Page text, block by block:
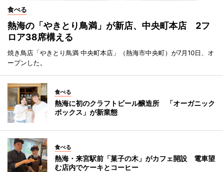
食べる
熱海の「やきとり鳥満」が新店、中央町本店 2フ
ロア38席構える
焼き鳥店「やきとり鳥満 中央町本店」（熱海市中央町）が7月10日、オ
ープンした。
食べる
熱海に初のクラフトビール醸造所 「オーガニック
ボックス」が新業態
食べる
熱海・来宮駅前「菓子の木」がカフェ開設 電車望
む店内でケーキとコーヒー